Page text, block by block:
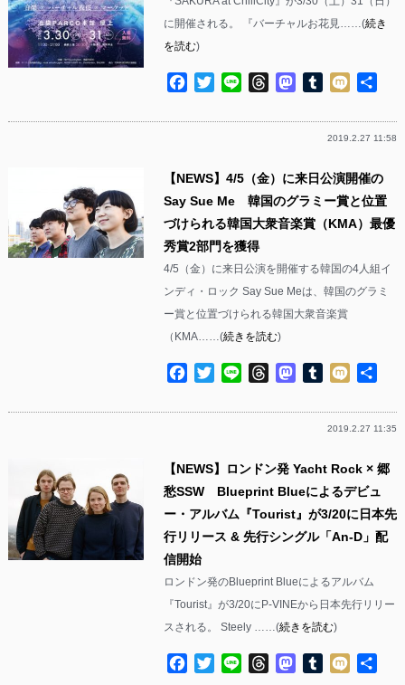
に開催される。 『バーチャルお花見……(続き
を読む)
Facebook
TwitterLine ThreadsMastodon
Tumblr
Mixi
2019.2.27 11:58
【NEWS】4/5（金）に来日公演開催の
Say Sue Me 韓国のグラミー賞と位置
づけられる韓国大衆音楽賞（KMA）最優
秀賞2部門を獲得
4/5（金）に来日公演を開催する韓国の4人組イ
ンディ・ロック Say Sue Meは、韓国のグラミ
ー賞と位置づけられる韓国大衆音楽賞
（KMA……(続きを読む)
Facebook
TwitterLine ThreadsMastodon
Tumblr
Mixi
2019.2.27 11:35
【NEWS】ロンドン発 Yacht Rock × 郷
愁SSW Blueprint Blueによるデビュ
ー・アルバム『Tourist』が3/20に日本先
行リリース & 先行シングル「An-D」配
信開始
ロンドン発のBlueprint Blueによるアルバム
『Tourist』が3/20にP-VINEから日本先行リリー
スされる。 Steely ……(続きを読む)
Facebook
TwitterLine ThreadsMastodon
Tumblr
Mixi